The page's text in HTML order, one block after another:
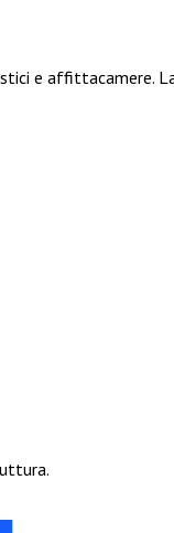
e affittacamere.